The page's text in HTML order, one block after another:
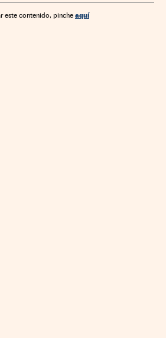
Grupos terroristas
este contenido, pinche aquí